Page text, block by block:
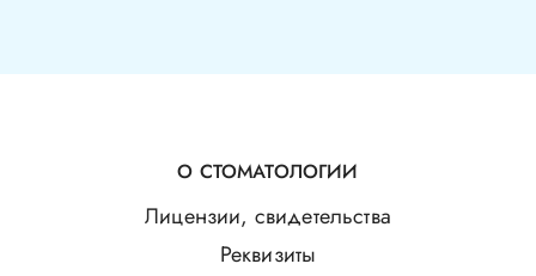
О СТОМАТОЛОГИИ
Лицензии, свидетельства
Реквизиты